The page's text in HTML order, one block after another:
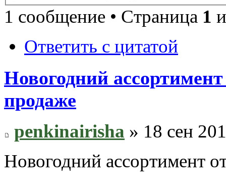
1 сообщение • Страница 1
Ответить с цитатой
Новогодний
продаже
penkinairisha » 18 сен
Новогодний ассортимент